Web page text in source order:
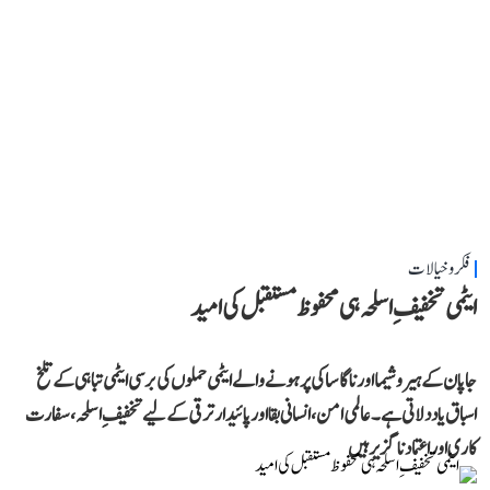
فکر و خیالات
ایٹمی تخفیفِ اسلحہ ہی محفوظ مستقبل کی امید
جاپان کے ہیروشیما اور ناگاساکی پر ہونے والے ایٹمی حملوں کی برسی ایٹمی تباہی کے تلخ
اسباق یاد دلاتی ہے۔ عالمی امن، انسانی بقا اور پائیدار ترقی کے لیے تخفیفِ اسلحہ، سفارت
کاری اور اعتماد ناگزیر ہیں